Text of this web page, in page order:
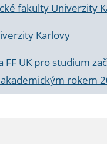
fakulty Univerzity
Karlovy
UK pro studium
rokem